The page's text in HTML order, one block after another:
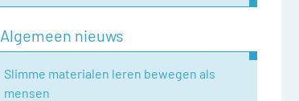
Algemeen nieuws
Slimme materialen leren bewegen als
mensen